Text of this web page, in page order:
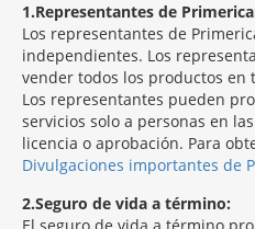
1 Representantes de
Los representantes de
independientes. Los
vender todos los productos en
Los representantes pueden
servicios solo a personas en
licencia o aprobación. Para
Divulgaciones importantes de
2 Seguro de vida a término: